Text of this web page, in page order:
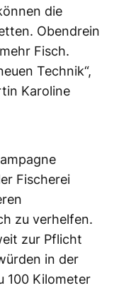
die
Obendrein
Fisch.
Technik“,
Karoline
Fischerei
zu verhelfen.
zur Pflicht
in der
100 Kilometer